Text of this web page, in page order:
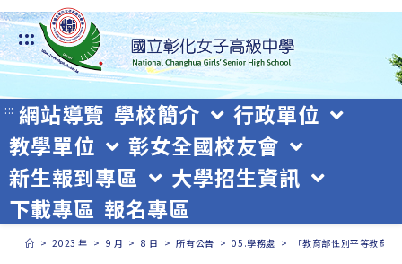
跳
轉
至
主
要
內
容
:::
::: 網站導覽 學校簡介
行政單位
教學單位
彰女全國校友會
新生報到專區
大學招生資訊
下載專區 報名專區
> 2023 年 > 9 月 > 8 日 > 所有公告 > 05.學務處 > 「教育部性別平等教育